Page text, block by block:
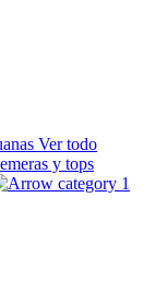
Ver todo
y tops